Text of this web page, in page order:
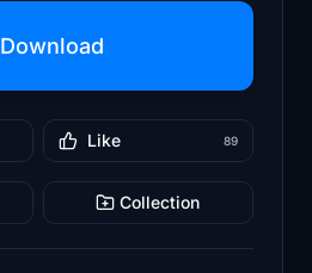
Download
Like 89
Collection